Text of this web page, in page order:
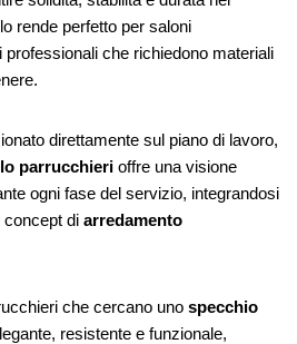
rende perfetto per saloni
che richiedono materiali
direttamente sul piano di lavoro,
parrucchieri offre una visione
ogni fase del servizio, integrandosi
di arredamento
che cercano uno specchio
resistente e funzionale,